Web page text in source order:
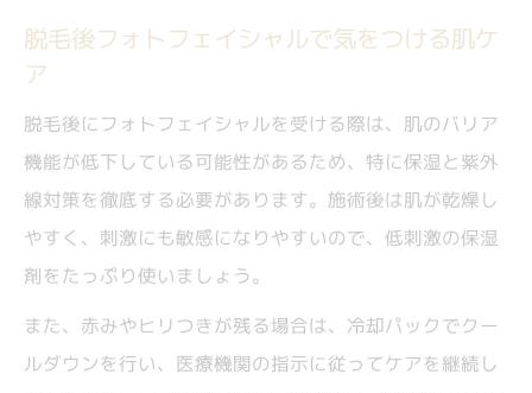
脱毛後フォトフェイシャルで気をつける肌ケ
ア
脱毛後にフォトフェイシャルを受ける際は、肌のバリア
機能が低下している可能性があるため、特に保湿と紫外
線対策を徹底する必要があります。施術後は肌が乾燥し
やすく、刺激にも敏感になりやすいので、低刺激の保湿
剤をたっぷり使いましょう。
また、赤みやヒリつきが残る場合は、冷却パックでクー
ルダウンを行い、医療機関の指示に従ってケアを継続し